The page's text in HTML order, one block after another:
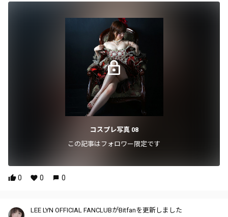
コスプレ写真 08
この記事はフォロワー限定です
0 0 0
LEE LYN OFFICIAL FANCLUBがBitfanを更新しました